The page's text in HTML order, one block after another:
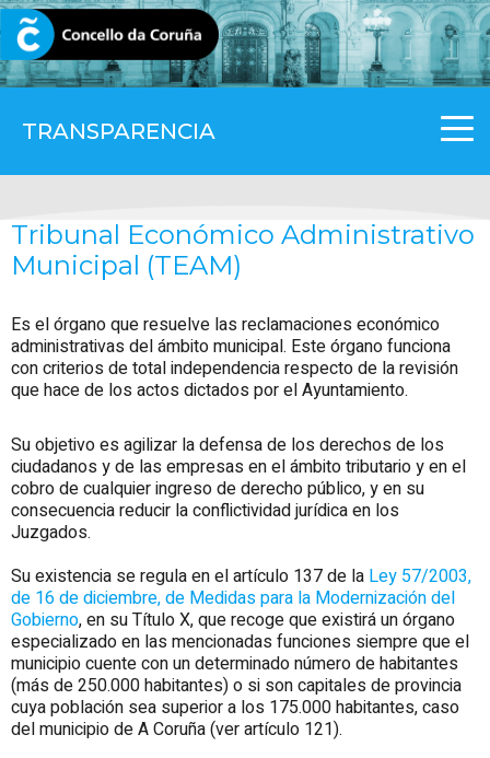
TRANSPARENCIA
CORUNA.GAL
Tribunal Económico Administrativo
Municipal (TEAM)
Es el órgano que resuelve las reclamaciones económico
administrativas del ámbito municipal. Este órgano funciona
con criterios de total independencia respecto de la revisión
que hace de los actos dictados por el Ayuntamiento.
Su objetivo es agilizar la defensa de los derechos de los
ciudadanos y de las empresas en el ámbito tributario y en el
cobro de cualquier ingreso de derecho público, y en su
consecuencia reducir la conflictividad jurídica en los
Juzgados.
Su existencia se regula en el artículo 137 de la Ley 57/2003,
de 16 de diciembre, de Medidas para la Modernización del
Gobierno, en su Título X, que recoge que existirá un órgano
especializado en las mencionadas funciones siempre que el
municipio cuente con un determinado número de habitantes
(más de 250.000 habitantes) o si son capitales de provincia
cuya población sea superior a los 175.000 habitantes,caso
del municipio de A Coruña (ver artículo 121).